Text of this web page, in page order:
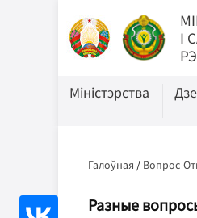
I
Міністэрства
Галоўная / Вопрос-
Разные